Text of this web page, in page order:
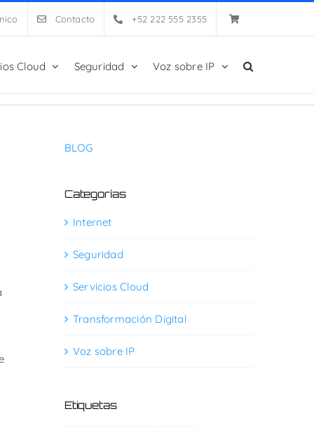
Contacto +52 222 555 2355
Cloud Seguridad Voz sobre IP
BLOG
Categorías
Internet
Seguridad
Servicios Cloud
Transformación Digital
Voz sobre IP
Etiquetas